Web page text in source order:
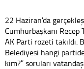
22 Haziran’da
Cumhurbaşkanı Recep
AK Parti rozeti takıldı.
Belediyesi hangi
kim?” soruları